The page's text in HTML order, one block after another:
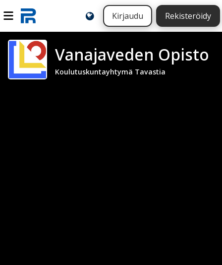
Kirjaudu Rekisteröidy
Vanajaveden Opisto
Koulutuskuntayhtymä Tavastia